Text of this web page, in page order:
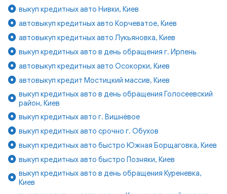
выкуп кредитных авто Нивки, Киев
автовыкуп кредитных авто Корчеватое, Киев
автовыкуп кредитных авто Лукьяновка, Киев
выкуп кредитных авто в день обращения г. Ирпень
автовыкуп кредитных авто Осокорки, Киев
автовыкуп кредит Мостицкий массив, Киев
выкуп кредитных авто в день обращения Голосеевский
район, Киев
выкуп кредитных авто г. Вишнёвое
выкуп кредитных авто срочно г. Обухов
выкуп кредитных авто быстро Южная Борщаговка, Киев
выкуп кредитных авто быстро Позняки, Киев
выкуп кредитных авто в день обращения Куреневка,
Киев